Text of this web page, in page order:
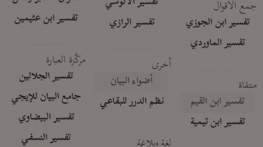
جمع الأقوال
تفسير ابن الجوزي
تفسير الماوردي
منتقاة
تفسير ابن القيم
تفسير ابن تيمية
تفسير الرازي
أخرى
أضواء البيان
نظم الدرر للبقاعي
تفسير ابن عثيمين
مركَّزة العبارة
تفسير الجلالين
جامع البيان للإيجي
تفسير البيضاوي
تفسير النسفي